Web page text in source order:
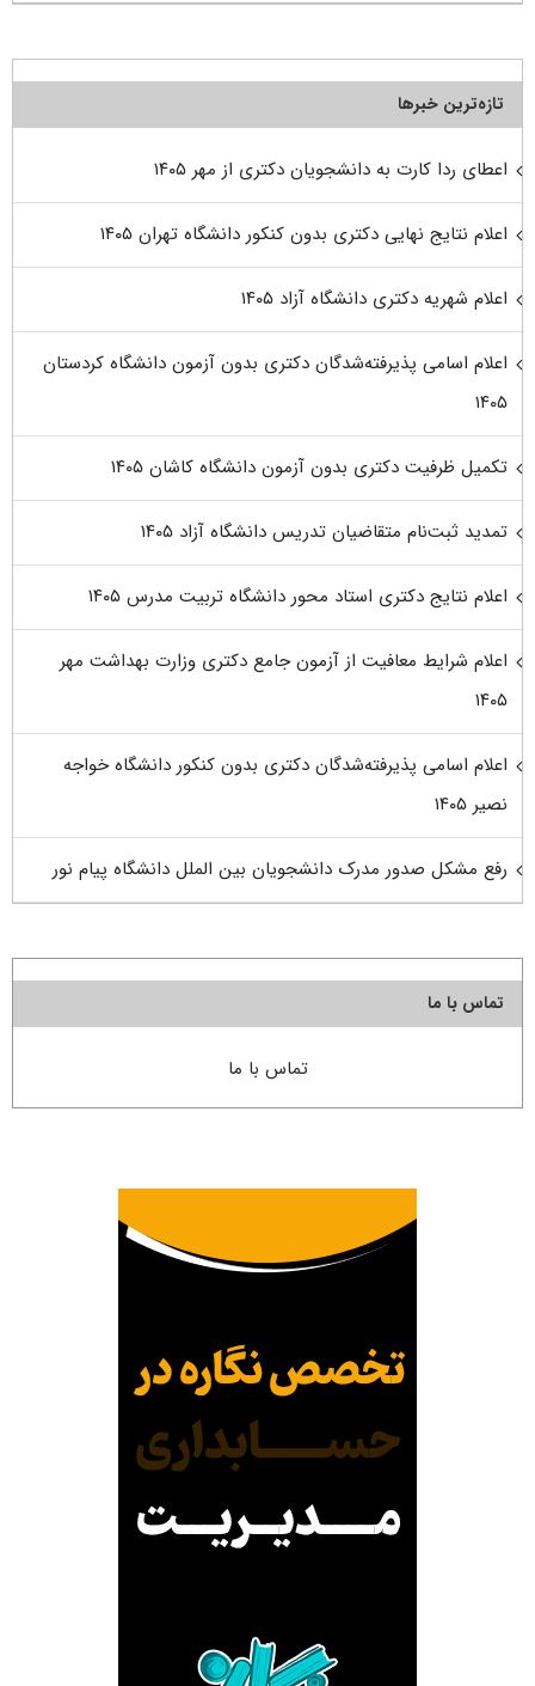
تازه‌ترین خبرها
اعطای ردا کارت به دانشجویان دکتری از مهر ۱۴۰۵
اعلام نتایج نهایی دکتری بدون کنکور دانشگاه تهران ۱۴۰۵
اعلام شهریه دکتری دانشگاه آزاد ۱۴۰۵
اعلام اسامی پذیرفته‌شدگان دکتری بدون آزمون دانشگاه کردستان
۱۴۰۵
تکمیل ظرفیت دکتری بدون آزمون دانشگاه کاشان ۱۴۰۵
تمدید ثبت‌نام متقاضیان تدریس دانشگاه آزاد ۱۴۰۵
اعلام نتایج دکتری استاد محور دانشگاه تربیت مدرس ۱۴۰۵
اعلام شرایط معافیت از آزمون جامع دکتری وزارت بهداشت مهر
۱۴۰۵
اعلام اسامی پذیرفته‌شدگان دکتری بدون کنکور دانشگاه خواجه
نصیر ۱۴۰۵
رفع مشکل صدور مدرک دانشجویان بین الملل دانشگاه پیام نور
تماس با ما
تماس با ما